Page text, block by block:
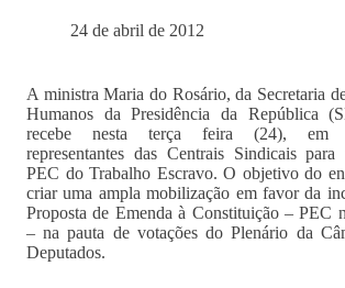
24 de abril de 2012
A ministra Maria do Rosário, da Secretaria
Humanos da Presidência da República
recebe nesta terça feira (24), em
representantes das Centrais Sindicais para
PEC do Trabalho Escravo. O objetivo do
criar uma ampla mobilização em favor da
Proposta de Emenda à Constituição – PEC
– na pauta de votações do Plenário da
Deputados.